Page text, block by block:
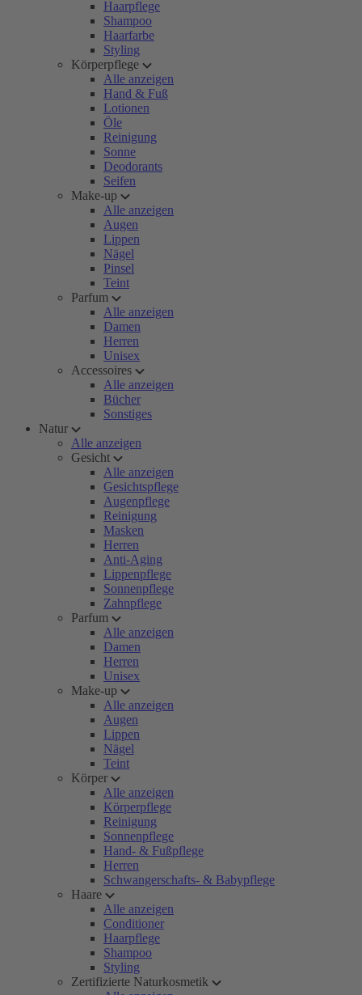
Haarpflege
Shampoo
Haarfarbe
Styling
Körperpflege
Alle anzeigen
Hand & Fuß
Lotionen
Öle
Reinigung
Sonne
Deodorants
Seifen
Make-up
Alle anzeigen
Augen
Lippen
Nägel
Pinsel
Teint
Parfum
Alle anzeigen
Damen
Herren
Unisex
Accessoires
Alle anzeigen
Bücher
Sonstiges
Natur
Alle anzeigen
Gesicht
Alle anzeigen
Gesichtspflege
Augenpflege
Reinigung
Masken
Herren
Anti-Aging
Lippenpflege
Sonnenpflege
Zahnpflege
Parfum
Alle anzeigen
Damen
Herren
Unisex
Make-up
Alle anzeigen
Augen
Lippen
Nägel
Teint
Körper
Alle anzeigen
Körperpflege
Reinigung
Sonnenpflege
Hand- & Fußpflege
Herren
Schwangerschafts- & Babypflege
Haare
Alle anzeigen
Conditioner
Haarpflege
Shampoo
Styling
Zertifizierte Naturkosmetik